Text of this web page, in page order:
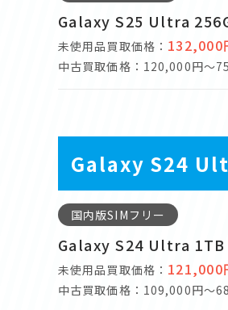
Galaxy S25 Ultra
未使用品買取価格： 132,000
中古買取価格：120,000円～
Galaxy S24
国内版SIMフリー
Galaxy S24 Ultra 1TB
未使用品買取価格： 121,000
中古買取価格：109,000円～